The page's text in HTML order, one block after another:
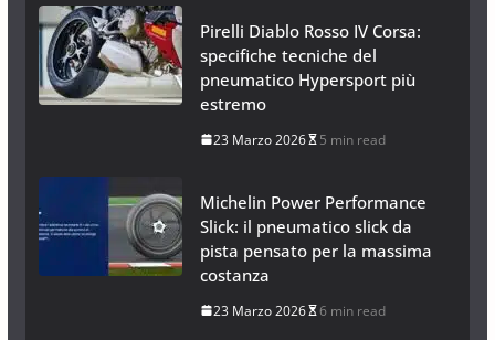
Pirelli Diablo Rosso IV Corsa:
specifiche tecniche del
pneumatico Hypersport più
estremo
23 Marzo 2026 5 min read
Michelin Power Performance
Slick: il pneumatico slick da
pista pensato per la massima
costanza
23 Marzo 2026 6 min read